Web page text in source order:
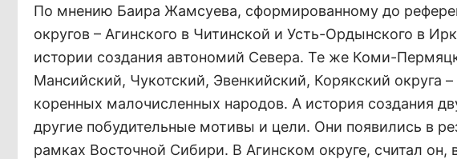
По мнению Баира Жамсуева, сформированному до
округов – Агинского в Читинской и Усть-Ордынского в
истории создания автономий Севера. Те же Коми-
Мансийский, Чукотский, Эвенкийский, Корякский округа
коренных малочисленных народов. А история создания
другие побудительные мотивы и цели. Они появились в
рамках Восточной Сибири. В Агинском округе, считал